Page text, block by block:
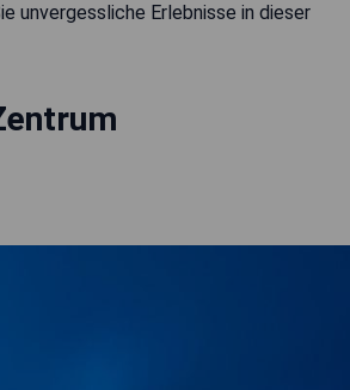
unvergessliche Erlebnisse in dieser